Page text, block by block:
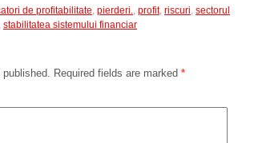
de profitabilitate, pierderi., profit, riscuri, sectorul
, stabilitatea sistemului financiar
Required fields are marked *